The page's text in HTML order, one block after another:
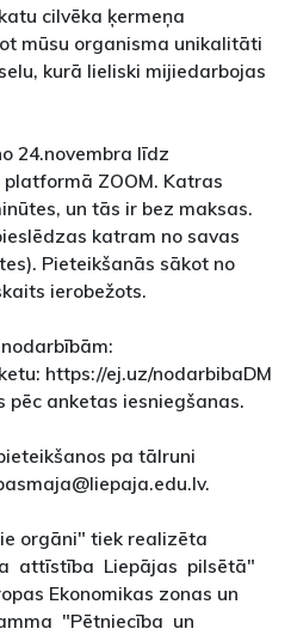
cilvēka ķermeņa
mūsu organisma unikalitāti
kurā lieliski mijiedarbojas
24.novembra līdz
ZOOM. Katras
un tās ir bez maksas.
katram no savas
Pieteikšanās sākot no
ierobežots.
https://ej.uz/nodarbibaDM
pēc anketas iesniegšanas.
pa tālruni
orgāni" tiek realizēta
attīstība Liepājas pilsētā"
Ekonomikas zonas un
"Pētniecība un